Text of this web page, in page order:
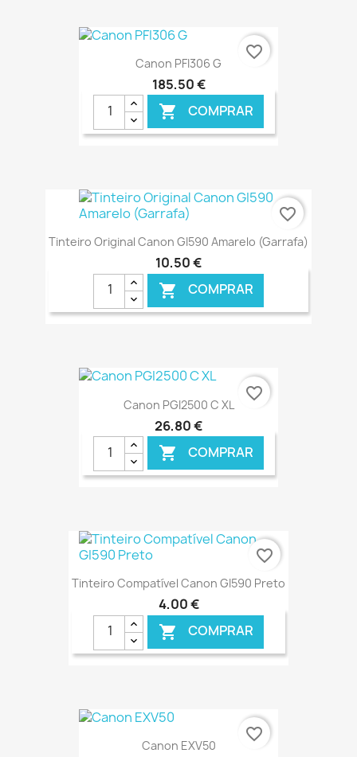
Canon PFI306 G
185,50 €
 COMPRAR
€ ONLINE
favorite_border
Tinteiro Original Canon GI590 Amarelo (Garrafa)
10,50 €
 COMPRAR
favorite_border
Canon PGI2500 C XL
26,80 €
 COMPRAR
€ ONLINE
favorite_border
Tinteiro Compatível Canon GI590 Preto
4,00 €
 COMPRAR
favorite_border
Canon EXV50
favorite_border